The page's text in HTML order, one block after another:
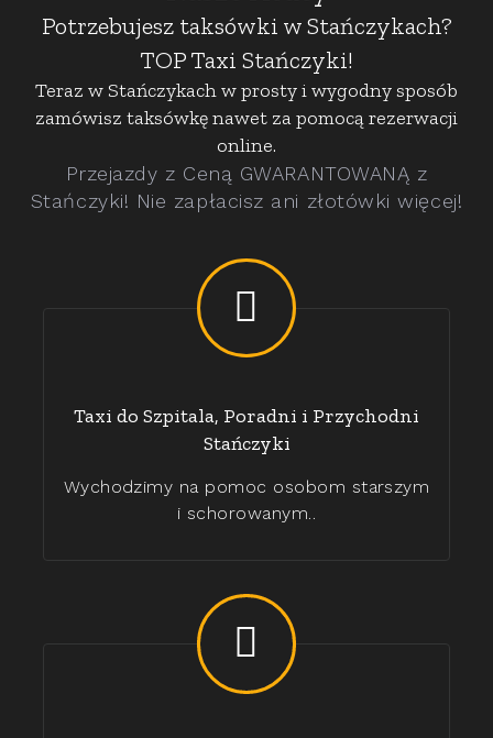
Potrzebujesz taksówki w Stańczykach?
TOP Taxi Stańczyki!
Teraz w Stańczykach w prosty i wygodny sposób
zamówisz taksówkę nawet za pomocą rezerwacji
online.
Przejazdy z Ceną GWARANTOWANĄ z
Stańczyki! Nie zapłacisz ani złotówki więcej!
Taxi do Szpitala, Poradni i Przychodni
Stańczyki
Wychodzimy na pomoc osobom starszym
i schorowanym..